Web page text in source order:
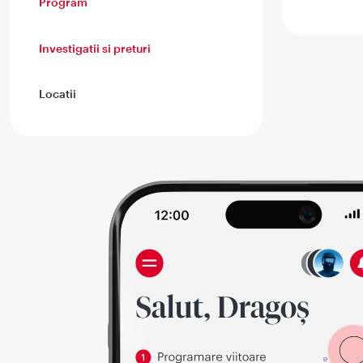
Investigatii si preturi
Locatii